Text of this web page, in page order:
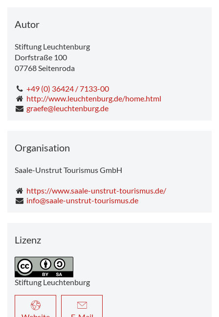
Autor
Stiftung Leuchtenburg
Dorfstraße 100
07768Seitenroda
+49 (0) 36424 / 7133-00
http://www.leuchtenburg.de/home.html
graefe@leuchtenburg.de
Organisation
Saale-Unstrut Tourismus GmbH
https://www.saale-unstrut-tourismus.de/
info@saale-unstrut-tourismus.de
Lizenz
Stiftung Leuchtenburg